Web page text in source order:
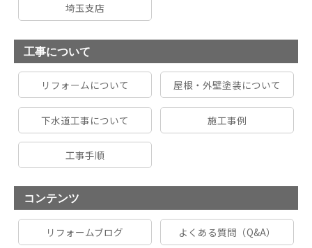
埼玉支店
工事について
リフォームについて 屋根・外壁塗装について
下水道工事について 施工事例
工事手順
コンテンツ
リフォームブログ よくある質問（Q&A）